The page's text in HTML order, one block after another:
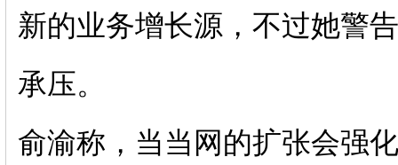
新的业务增长源，不过她警
承压。
俞渝称，当当网的扩张会强